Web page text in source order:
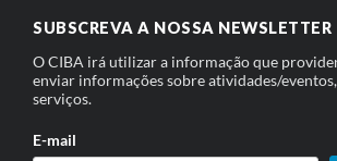
SUBSCREVA A NOSSA NEWSLETTER
O CIBA irá utilizar a informação que
enviar informações sobre atividades/
serviços.
E-mail